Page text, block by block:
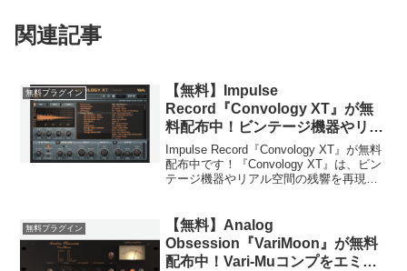
関連記事
無料プラグイン
【無料】Impulse
Record『Convology XT』が無
料配布中！ビンテージ機器やリア
ル空間の残響を再現するコンボリ
ューションリバーブプラグイン！
Impulse Record『Convology XT』が無料
配布中です！『Convology XT』は、ビン
テージ機器やリアル空間の残響を再現す
れており、細かな調整...
無料プラグイン
【無料】Analog
Obsession『VariMoon』が無料
配布中！Vari-Muコンプをエミュ